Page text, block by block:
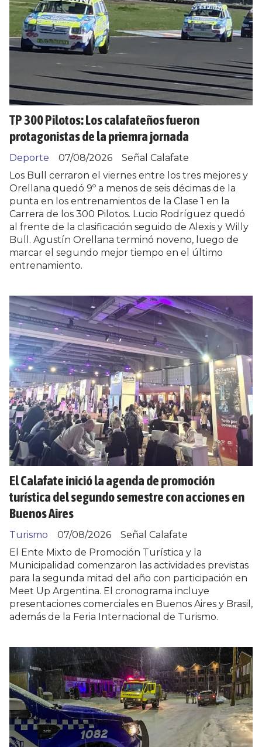
TP 300 Pilotos: Los calafateños fueron
protagonistas de la priemra jornada
Señal Calafate
Deporte
07/08/2026
Los Bull cerraron el viernes entre los tres mejores y
Orellana quedó 9º a menos de seis décimas de la
punta en los entrenamientos de la Clase 1 en la
Carrera de los 300 Pilotos. Lucio Rodríguez quedó
al frente de la clasificación seguido de Alexis y Willy
Bull. Agustín Orellana terminó noveno, luego de
marcar el segundo mejor tiempo en el último
entrenamiento.
El Calafate inició la agenda de promoción
turística del segundo semestre con acciones en
Buenos Aires
Señal Calafate
Turismo
07/08/2026
El Ente Mixto de Promoción Turística y la
Municipalidad comenzaron las actividades previstas
para la segunda mitad del año con participación en
Meet Up Argentina. El cronograma incluye
presentaciones comerciales en Buenos Aires y Brasil,
además de la Feria Internacional de Turismo.